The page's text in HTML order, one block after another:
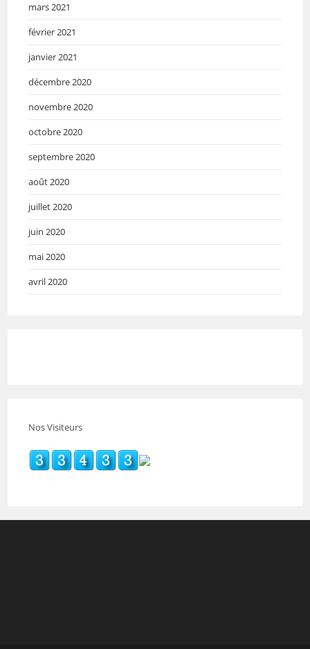
mars 2021
février 2021
janvier 2021
décembre 2020
novembre 2020
octobre 2020
septembre 2020
août 2020
juillet 2020
juin 2020
mai 2020
avril 2020
Nos Visiteurs